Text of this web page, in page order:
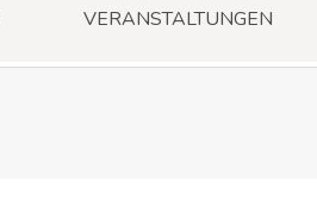
VERANSTALTUNGEN